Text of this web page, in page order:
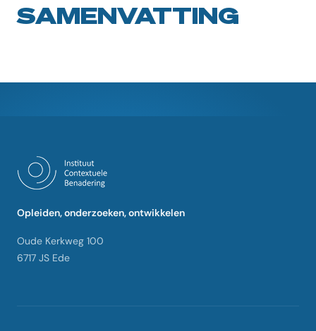
SAMENVATTING
Opleiden, onderzoeken, ontwikkelen
Oude Kerkweg 100
6717 JS Ede